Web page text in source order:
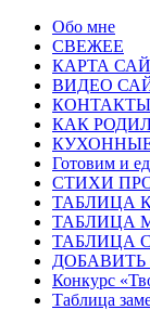
Обо мне
СВЕЖЕЕ
КАРТА
ВИДЕО
КОНТАКТЫ
КАК
Готовим и
СТИХИ
ТАБЛИЦА
ТАБЛИЦА
ТАБЛИЦА
Конкурс
Таблица